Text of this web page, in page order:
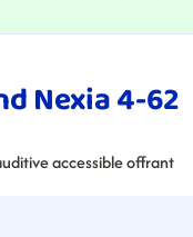
Nexia 4-62
accessible offrant